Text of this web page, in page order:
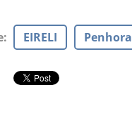
: EIRELI Penhora